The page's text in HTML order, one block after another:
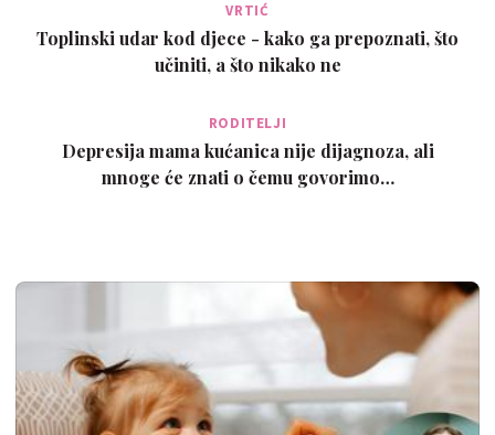
VRTIĆ
Toplinski udar kod djece - kako ga prepoznati, što
učiniti, a što nikako ne
RODITELJI
Depresija mama kućanica nije dijagnoza, ali
mnoge će znati o čemu govorimo…